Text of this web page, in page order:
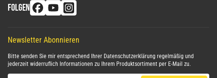
FOLGEN
Newsletter Abonnieren
Bitte senden Sie mir entsprechend Ihrer Datenschutzerklärung regelmäßig und
jederzeit widerruflich Informationen zu Ihrem Produktsortiment per E-Mail zu.